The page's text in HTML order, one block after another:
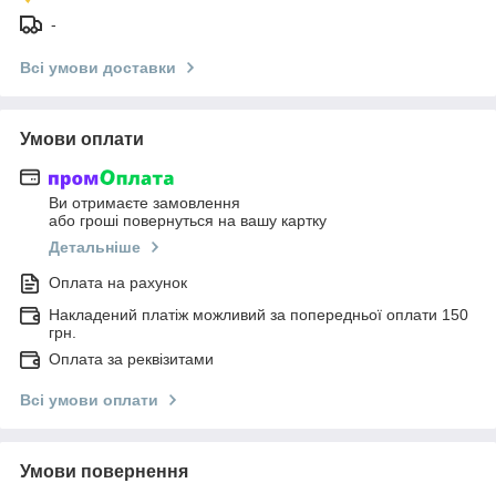
-
Всі умови доставки
Умови оплати
Ви отримаєте замовлення
або гроші повернуться на вашу картку
Детальніше
Оплата на рахунок
Накладений платіж можливий за попередньої оплати 150
грн.
Оплата за реквізитами
Всі умови оплати
Умови повернення